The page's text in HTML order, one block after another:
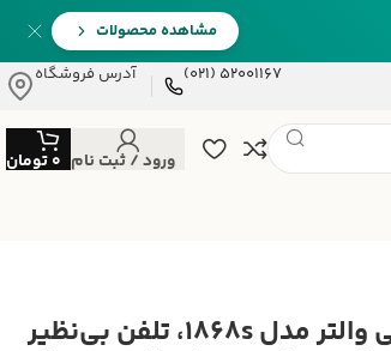
مشاهده محصولات
52001167 (021)
آدرس فروشگاه
ورود / ثبت نام 0تومان
تلفن دیواری چوبی والتر مدل 1868‌s، تلفن بی‌نظیر